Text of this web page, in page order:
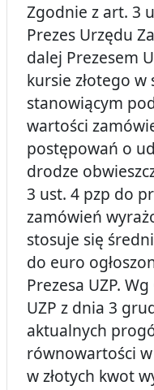
Zgodnie z art. 3
Prezes Urzędu
dalej Prezesem
kursie złotego
stanowiącym
wartości
postępowań o
drodze
3 ust. 4 pzp do
zamówień
stosuje się
do euro
Prezesa UZP.
UZP z dnia 3
aktualnych
równowartości
w złotych kwot